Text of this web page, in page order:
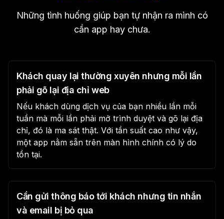
Những tình huống giúp bạn tự nhận ra mình có
cần app hay chưa.
Khách quay lại thường xuyên nhưng mỗi lần
phải gõ lại địa chỉ web
Nếu khách dùng dịch vụ của bạn nhiều lần mỗi
tuần mà mỗi lần phải mở trình duyệt và gõ lại địa
chỉ, đó là ma sát thật. Với tần suất cao như vậy,
một app nằm sẵn trên màn hình chính có lý do
tồn tại.
Cần gửi thông báo tới khách nhưng tin nhắn
và email bị bỏ qua